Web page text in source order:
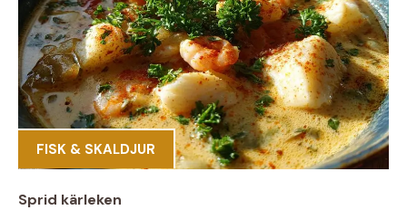
FISK & SKALDJUR
Sprid kärleken